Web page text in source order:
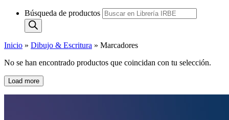
Búsqueda de productos
Inicio » Dibujo & Escritura » Marcadores
No se han encontrado productos que coincidan con tu selección.
Load more